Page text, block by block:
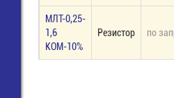
МЛТ-0,25-
1,6
КОМ-10%
Резистор по